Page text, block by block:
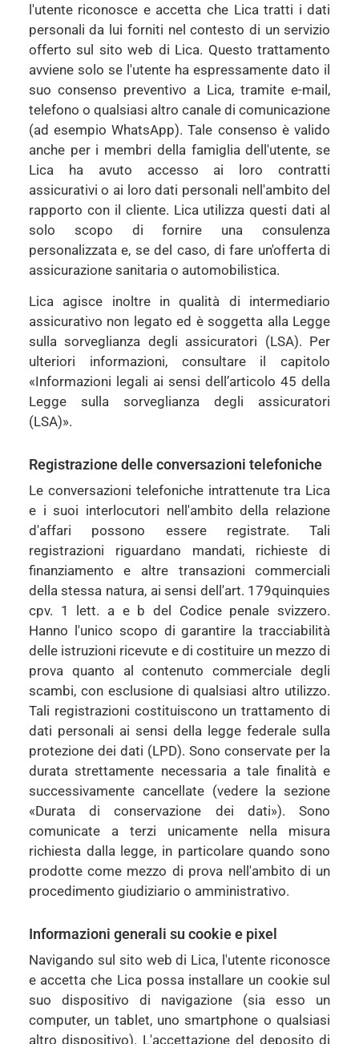
l'utente riconosce e accetta che Lica tratti i dati
personali da lui forniti nel contesto di un servizio
offerto sul sito web di Lica. Questo trattamento
avviene solo se l'utente ha espressamente dato il
suo consenso preventivo a Lica, tramite e-mail,
telefono o qualsiasi altro canale di comunicazione
(ad esempio WhatsApp). Tale consenso è valido
anche per i membri della famiglia dell'utente, se
Lica ha avuto accesso ai loro contratti
assicurativi o ai loro dati personali nell'ambito del
rapporto con il cliente. Lica utilizza questi dati al
solo scopo di fornire una consulenza
personalizzata e, se del caso, di fare un'offerta di
assicurazione sanitaria o automobilistica.
Lica agisce inoltre in qualità di intermediario
assicurativo non legato ed è soggetta alla Legge
sulla sorveglianza degli assicuratori (LSA). Per
ulteriori informazioni, consultare il capitolo
«Informazioni legali ai sensi dell’articolo 45 della
Legge sulla sorveglianza degli assicuratori
(LSA)».
Registrazione delle conversazioni telefoniche
Le conversazioni telefoniche intrattenute tra Lica
e i suoi interlocutori nell'ambito della relazione
d'affari possono essere registrate. Tali
registrazioni riguardano mandati, richieste di
finanziamento e altre transazioni commerciali
della stessa natura, ai sensi dell'art. 179quinquies
cpv. 1 lett. a e b del Codice penale svizzero.
Hanno l'unico scopo di garantire la tracciabilità
delle istruzioni ricevute e di costituire un mezzo di
prova quanto al contenuto commerciale degli
scambi, con esclusione di qualsiasi altro utilizzo.
Tali registrazioni costituiscono un trattamento di
dati personali ai sensi della legge federale sulla
protezione dei dati (LPD). Sono conservate per la
durata strettamente necessaria a tale finalità e
successivamente cancellate (vedere la sezione
«Durata di conservazione dei dati»). Sono
comunicate a terzi unicamente nella misura
richiesta dalla legge, in particolare quando sono
prodotte come mezzo di prova nell'ambito di un
procedimento giudiziario o amministrativo.
Informazioni generali su cookie e pixel
Navigando sul sito web di Lica, l'utente riconosce
e accetta che Lica possa installare un cookie sul
suo dispositivo di navigazione (sia esso un
computer, un tablet, uno smartphone o qualsiasi
altro dispositivo). L'accettazione del deposito di